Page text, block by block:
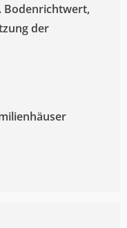
Bodenrichtwert,
der